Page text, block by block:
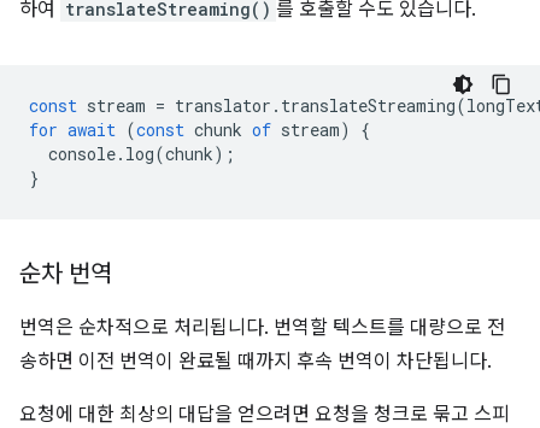
하여
translateStreaming() 를 호출할 수도 있습니다.
const stream = translator . translateStreaming(
for await (const chunk of stream)
{
console. log(chunk);
}
순차 번역
번역은 순차적으로 처리됩니다. 번역할 텍스트를 대량으로 전
송하면 이전 번역이 완료될 때까지 후속 번역이 차단됩니다.
요청에 대한 최상의 대답을 얻으려면 요청을 청크로 묶고 스피